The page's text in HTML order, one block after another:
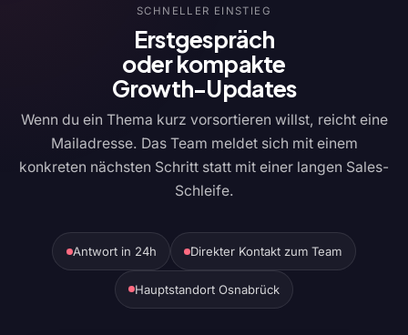
SCHNELLER EINSTIEG
Erstgespräch
oder kompakte
Growth-Updates
Wenn du ein Thema kurz vorsortieren willst, reicht eine
Mailadresse. Das Team meldet sich mit einem
konkreten nächsten Schritt statt mit einer langen Sales-
Schleife.
Antwort in 24h Direkter Kontakt zum Team
Hauptstandort Osnabrück